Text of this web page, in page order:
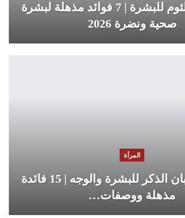
فوائد زيت الثوم للبشرة | 7 فوائد مذهلة لبشرة
صحية ونضرة 2026
المرأة
فوائد زيت لبان الذكر للبشرة والوجه | 15 فائدة
مذهلة ووصفات…